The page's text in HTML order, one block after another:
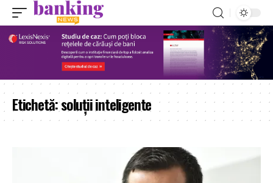
Etichetă:soluții inteligente